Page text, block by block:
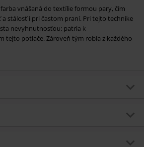
vnášaná do textílie formou pary, čím
stálosť i pri častom praní. Pri tejto technike
nevyhnutnosťou: patria k
tejto potlače. Zároveň tým robia z každého